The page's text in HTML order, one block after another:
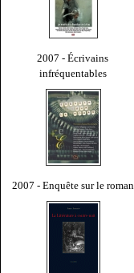
2007 - Écrivains
infréquentables
2007 - Enquête sur le roman